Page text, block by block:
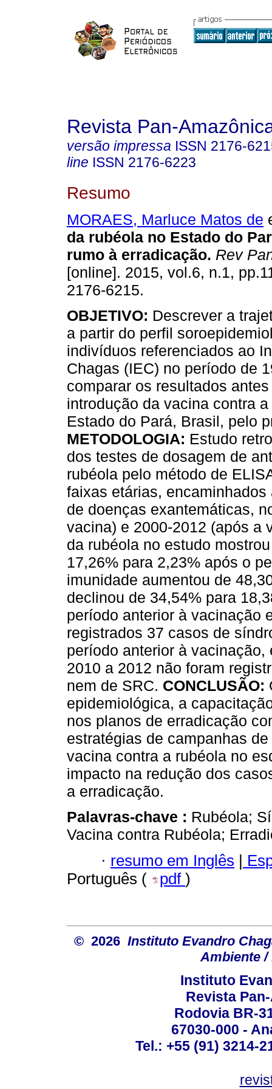
Revista Pan-
versão impressa ISSN 2176-
line ISSN 2176-6223
Resumo
MORAES, Marluce Matos de
da rubéola no Estado do
rumo à erradicação. Rev
[online]. 2015, vol.6, n.1,
2176-6215.
OBJETIVO: Descrever a
a partir do perfil
indivíduos referenciados ao
Chagas (IEC) no período de
comparar os resultados
introdução da vacina contra
Estado do Pará, Brasil, pelo
METODOLOGIA: Estudo
dos testes de dosagem de
rubéola pelo método de
faixas etárias,
de doenças exantemáticas,
vacina) e 2000-2012 (após a
da rubéola no estudo
17,26% para 2,23% após o
imunidade aumentou de
declinou de 34,54% para
período anterior à vacinação
registrados 37 casos de
período anterior à
2010 a 2012 não foram
nem de SRC. CONCLUSÃO:
epidemiológica, a
nos planos de erradicação
estratégias de campanhas
vacina contra a rubéola no
impacto na redução dos
a erradicação.
Palavras-chave : Rubéola;
Vacina contra Rubéola;
· resumo em Inglês |
Português (
pdf )
© 2026 Instituto Evandro
Ambiente /
Instituto
Revista
Rodovia BR-
67030-000 -
Tel.: +55 (91) 3214-